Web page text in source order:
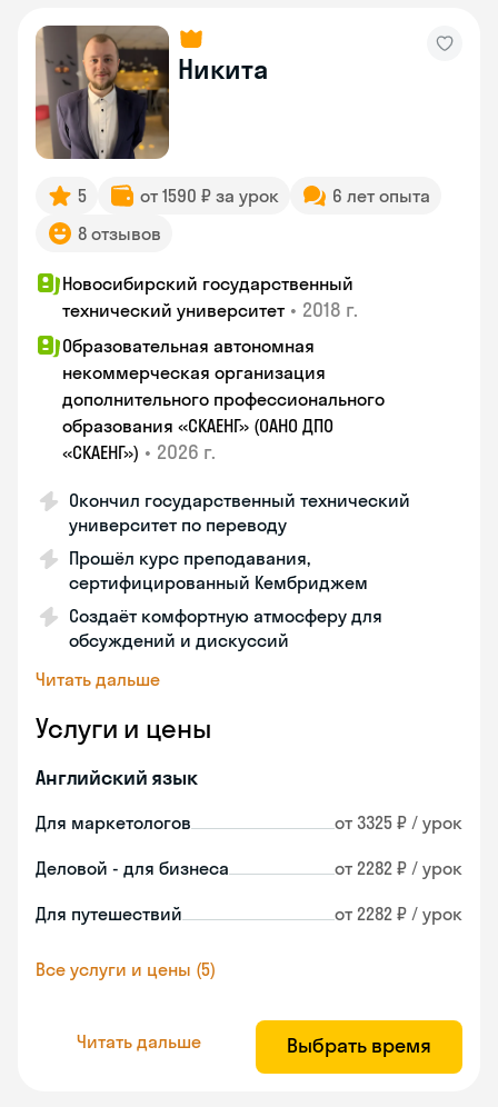
Никита
5 от 1590 ₽ за урок
6 лет опыта
8 отзывов
Новосибирский государственный
технический университет • 2018 г.
Образовательная автономная
некоммерческая организация
дополнительного профессионального
образования «СКАЕНГ» (ОАНО ДПО
«СКАЕНГ») • 2026 г.
Окончил государственный технический
университет по переводу
Прошёл курс преподавания,
сертифицированный Кембриджем
Создаёт комфортную атмосферу для
обсуждений и дискуссий
Читать дальше
Услуги и цены
Английский язык
Для маркетологов от 3325 ₽ / урок
Деловой - для бизнеса от 2282 ₽ / урок
Для путешествий от 2282 ₽ / урок
Все услуги и цены (5)
Читать дальше Выбрать время